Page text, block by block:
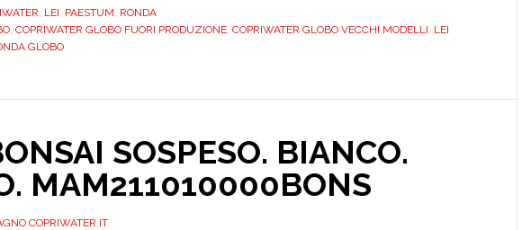
,LEI,PAESTUM,RONDA
,COPRIWATER GLOBO FUORI PRODUZIONE,COPRIWATER GLOBO VECCHI MODELLI,LEI
GLOBO
SOSPESO. BIANCO.
MAM211010000BONS
COPRIWATER.IT